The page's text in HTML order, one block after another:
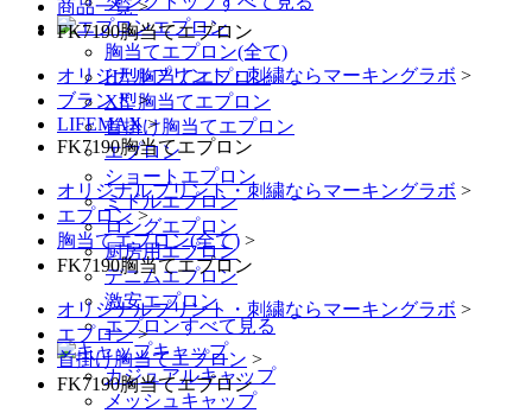
エプロン
胸当てエプロン(全て)
H型胸当てエプロン
X型胸当てエプロン
首掛け胸当てエプロン
エプロン
ショートエプロン
ミドルエプロン
ロングエプロン
厨房用エプロン
デニムエプロン
激安エプロン
エプロンすべて見る
キャップ
カジュアルキャップ
メッシュキャップ
商品一覧 >
FK7190胸当てエプロン
オリジナルプリント・刺繍ならマーキングラボ >
ブランド >
LIFEMAX >
FK7190胸当てエプロン
オリジナルプリント・刺繍ならマーキングラボ >
エプロン >
胸当てエプロン(全て) >
FK7190胸当てエプロン
オリジナルプリント・刺繍ならマーキングラボ >
エプロン >
首掛け胸当てエプロン >
FK7190胸当てエプロン